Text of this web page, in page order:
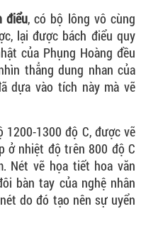
điểu, có bộ lông vô cùng
lại được bách điểu quy
của Phụng Hoàng đều
thẳng dung nhan của
dựa vào tích này mà vẽ
1300 độ C, được vẽ
ở nhiệt độ trên 800 độ C
Nét vẽ họa tiết hoa văn
bàn tay của nghệ nhân
do đó tạo nên sự uyển